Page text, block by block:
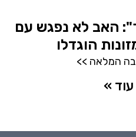
האב לא נפגש עם
הוגדלו
המלאה >>
»